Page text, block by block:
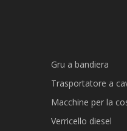
Gru a bandiera
Trasportatore a
Macchine per la
ponti
Verricello diesel